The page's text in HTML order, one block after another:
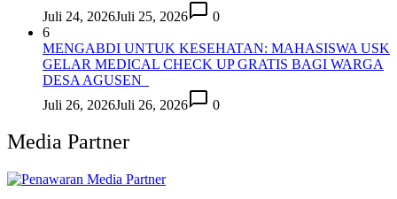
Juli 24, 2026Juli 25, 2026
0
6
MENGABDI UNTUK KESEHATAN: MAHASISWA USK
GELAR MEDICAL CHECK UP GRATIS BAGI WARGA
DESA AGUSEN
Juli 26, 2026Juli 26, 2026 0
Media Partner